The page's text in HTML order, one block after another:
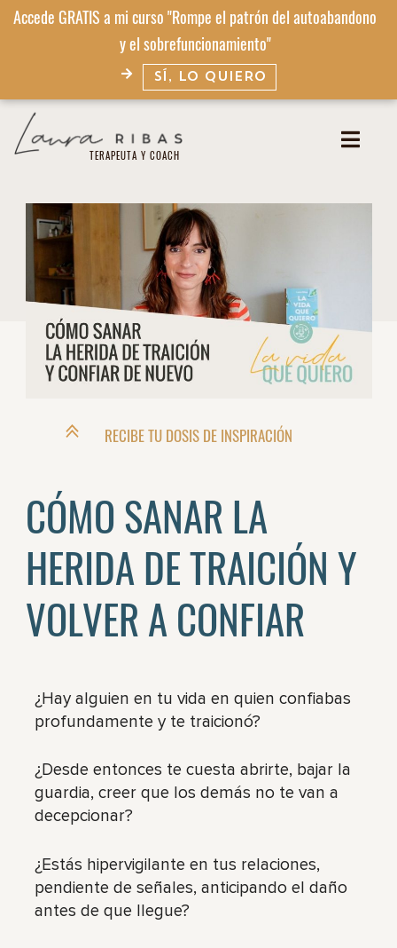
Accede GRATIS a mi curso "Rompe el patrón del autoabandono
y el sobrefuncionamiento"
SÍ, LO QUIERO
TERAPEUTA Y COACH​
RECIBE TU DOSIS DE INSPIRACIÓN
CÓMO SANAR LA
HERIDA DE TRAICIÓN Y
VOLVER A CONFIAR
¿Hay alguien en tu vida en quien confiabas
profundamente y te traicionó?
¿Desde entonces te cuesta abrirte, bajar la
guardia, creer que los demás no te van a
decepcionar?
¿Estás hipervigilante en tus relaciones,
pendiente de señales, anticipando el daño
antes de que llegue?